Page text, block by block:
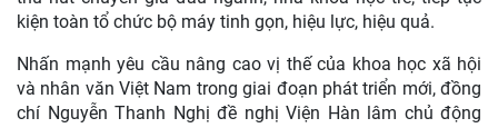
Đồng chí Nguyễn Thanh Nghị khẳng định, Ban Chính sách,
tục quan tâm, phối hợp tháo gỡ khó khăn, tạo điều kiện để
Viện Hàn lâm Khoa học xã hội Việt Nam phát huy vai trò là
cơ quan nghiên cứu chiến lược hàng đầu quốc gia trong